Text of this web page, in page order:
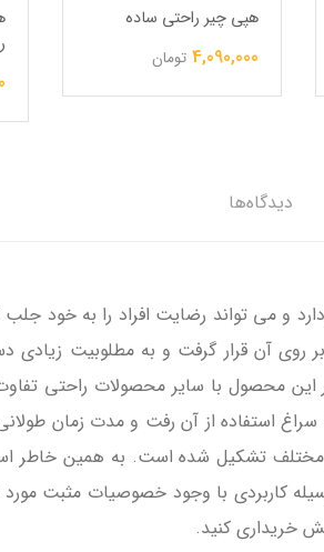
هپی چیر راحتی ساده
4,090,000 تومان
دیدگاه‌ها
و می تواند رضایت افراد را به
روی آن قرار گرفت و به مطلوبیت
این محصول با سایر محصولات راحتی
استفاده از آن رفت و مدت زمان طولانی
مختلف تشکیل شده است. به همین خاطر
کاربردی با وجود خصوصیات مثبت مورد
خریداری کنید.